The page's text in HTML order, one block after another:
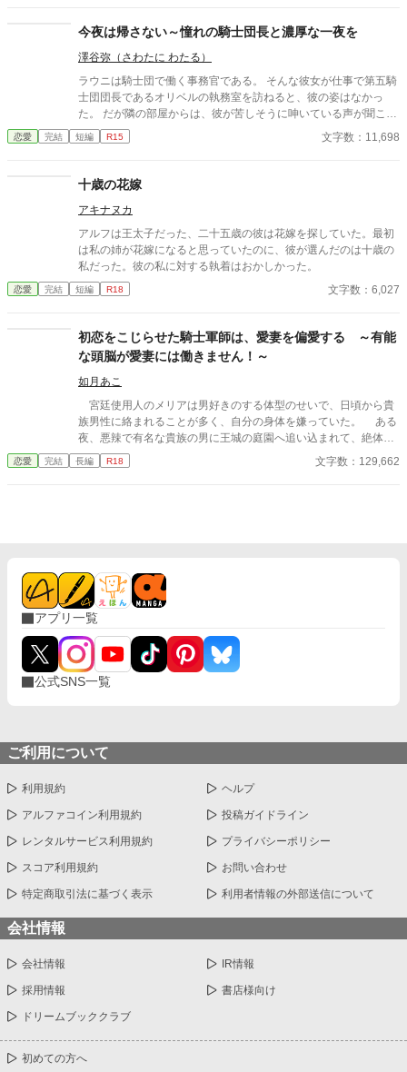
今夜は帰さない～憧れの騎士団長と濃厚な一夜を
澤谷弥（さわたに わたる）
ラウニは騎士団で働く事務官である。 そんな彼女が仕事で第五騎
士団団長であるオリベルの執務室を訪ねると、彼の姿はなかっ
た。 だが隣の部屋からは、彼が苦しそうに呻いている声が聞こえ
てきた。 そんな彼を助けようと隣室へと続く扉を開けたラウニが
目にしたのは――。
恋愛 完結 短編 R15 文字数：11,698
十歳の花嫁
アキナヌカ
アルフは王太子だった、二十五歳の彼は花嫁を探していた。最初
は私の姉が花嫁になると思っていたのに、彼が選んだのは十歳の
私だった。彼の私に対する執着はおかしかった。
恋愛 完結 短編 R18 文字数：6,027
初恋をこじらせた騎士軍師は、愛妻を偏愛する ～有能
な頭脳が愛妻には働きません！～
如月あこ
宮廷使用人のメリアは男好きのする体型のせいで、日頃から貴
族男性に絡まれることが多く、自分の身体を嫌っていた。 ある
夜、悪辣で有名な貴族の男に王城の庭園へ追い込まれて、絶体絶
命のピンチに陥る。 懸命に守ってきた純潔がついに散らされて
しまう！ と、恐怖に駆られるメリアを助けたのは『騎士軍師』
る）
恋愛 完結 長編 R18 文字数：129,662
アプリ一覧
公式SNS一覧
ご利用について
利用規約 ヘルプ
アルファコイン利用規約 投稿ガイドライン
レンタルサービス利用規約 プライバシーポリシー
スコア利用規約 お問い合わせ
特定商取引法に基づく表示 利用者情報の外部送信について
会社情報
会社情報 IR情報
採用情報 書店様向け
ドリームブッククラブ
初めての方へ